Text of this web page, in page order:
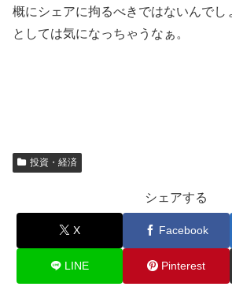
概にシェアに拘るべきではないんでし
としては気になっちゃうなぁ。
投資・経済
シェアする
X Facebook
LINE Pinterest